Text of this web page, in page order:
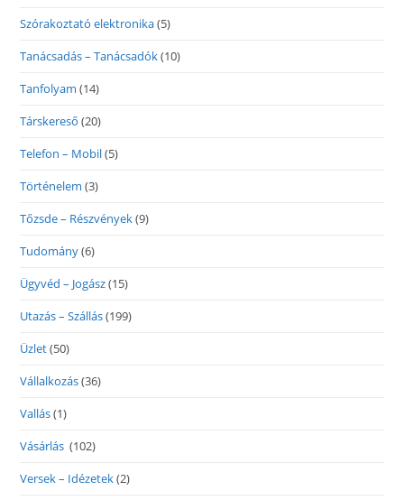
Szórakoztató elektronika(5)
Tanácsadás – Tanácsadók(10)
Tanfolyam (14)
Társkereső (20)
Telefon – Mobil(5)
Történelem (3)
Tőzsde – Részvények(9)
Tudomány(6)
Ügyvéd – Jogász(15)
Utazás – Szállás(199)
Üzlet(50)
Vállalkozás(36)
Vallás(1)
Vásárlás (102)
Versek – Idézetek(2)